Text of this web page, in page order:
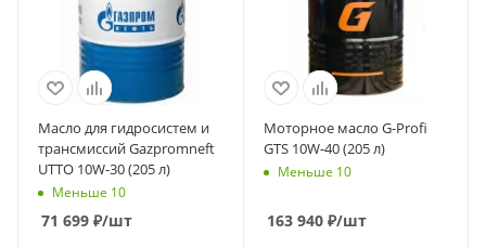
Масло для гидросистем и
трансмиссий Gazpromneft
UTTO 10W-30 (205 л)
Меньше 10
71 699 ₽/шт
Моторное масло G-Profi
GTS 10W-40 (205 л)
Меньше 10
163 940₽/шт